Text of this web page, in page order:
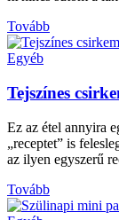
Tovább
Egyéb
Tejszínes
Ez az étel annyira
„receptet” is
az ilyen egyszerű
Tovább